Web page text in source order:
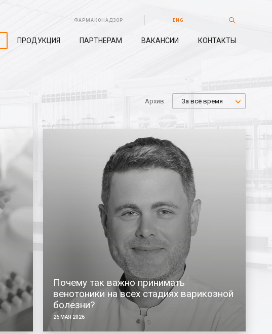
ФАРМАКОНАДЗОР ENG
ПРОДУКЦИЯ ПАРТНЕРАМ ВАКАНСИИ КОНТАКТЫ
Архив За всё время
Почему так важно принимать
венотоники на всех стадиях варикозной
болезни?
26 МАЯ 2026